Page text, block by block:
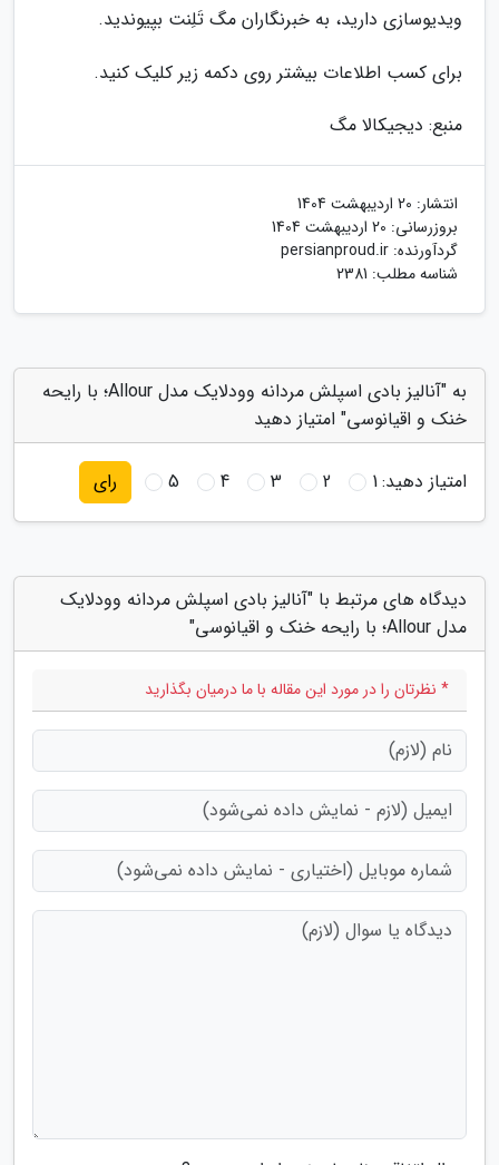
ویدیوسازی دارید، به خبرنگاران مگ تَلِنت بپیوندید.
برای کسب اطلاعات بیشتر روی دکمه زیر کلیک کنید.
منبع: دیجیکالا مگ
انتشار: 20 اردیبهشت 1404
بروزرسانی: 20 اردیبهشت 1404
گردآورنده: persianproud.ir
شناسه مطلب: 2381
به "آنالیز بادی اسپلش مردانه وودلایک مدل Allour؛ با رایحه
خنک و اقیانوسی" امتیاز دهید
امتیاز دهید:1
2
3
4
5 رای
دیدگاه های مرتبط با "آنالیز بادی اسپلش مردانه وودلایک
مدل Allour؛ با رایحه خنک و اقیانوسی"
* نظرتان را در مورد این مقاله با ما درمیان بگذارید